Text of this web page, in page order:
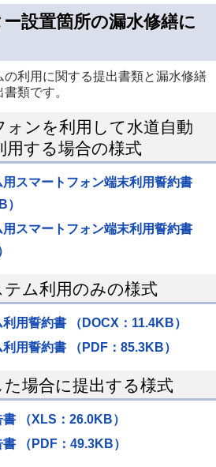
設置箇所の漏水修繕に
の利用に関する提出書類と漏水修繕
類です。
ンを利用して水道自動
用する場合の様式
スマートフォン端末利用誓約書
）
スマートフォン端末利用誓約書
ム利用のみの様式
用誓約書 （DOCX：11.4KB）
用誓約書 （PDF：85.3KB）
場合に提出する様式
（XLS：26.0KB）
（PDF：49.3KB）